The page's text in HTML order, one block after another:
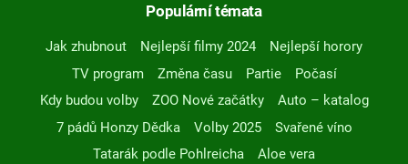
Populární témata
Jak zhubnout Nejlepší filmy 2024
Nejlepší horory
TV program
Změna času Partie
Počasí
Kdy budou volby
ZOO Nové začátky
Auto – katalog
7 pádů Honzy Dědka
Volby 2025
Svařené víno
Tatarák podle Pohlreicha
Aloe vera